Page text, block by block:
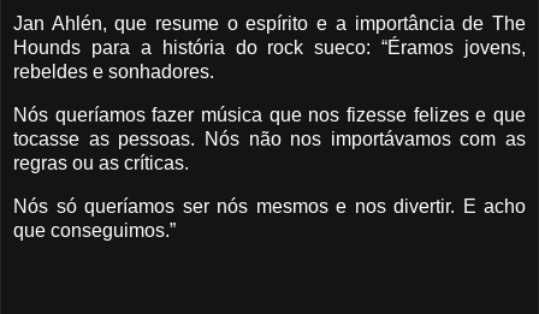
Jan Ahlén, que resume o espírito e a importância de The
Hounds para a história do rock sueco: “Éramos jovens,
rebeldes e sonhadores.
Nós queríamos fazer música que nos fizesse felizes e que
tocasse as pessoas. Nós não nos importávamos com as
regras ou as críticas.
Nós só queríamos ser nós mesmos e nos divertir. E acho
que conseguimos.”